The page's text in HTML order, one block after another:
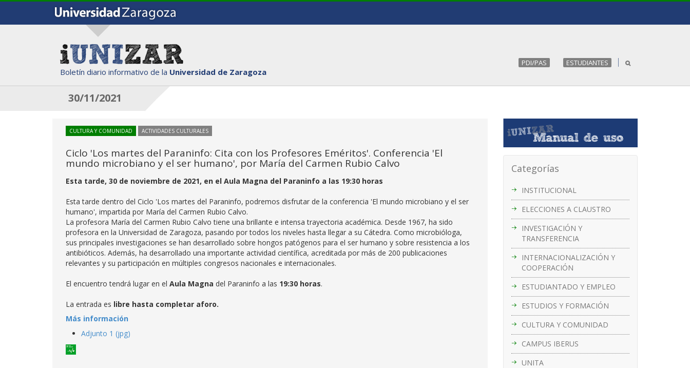
Boletín diario informativo de la Universidad de Zaragoza
PDI/PAS ESTUDIANTES
30/11/2021
Categorías
INSTITUCIONAL
ELECCIONES A CLAUSTRO
INVESTIGACIÓN Y
TRANSFERENCIA
INTERNACIONALIZACIÓN Y
COOPERACIÓN
ESTUDIANTADO Y EMPLEO
ESTUDIOS Y FORMACIÓN
CULTURA Y COMUNIDAD
CAMPUS IBERUS
UNITA
CULTURA Y COMUNIDAD ACTIVIDADES CULTURALES
Ciclo 'Los martes del Paraninfo: Cita con los Profesores Eméritos'. Conferencia 'El
mundo microbiano y el ser humano', por María del Carmen Rubio Calvo
Esta tarde, 30 de noviembre de 2021, en el Aula Magna del Paraninfo a las 19:30 horas
Esta tarde dentro del Ciclo 'Los martes del Paraninfo, podremos disfrutar de la conferencia 'El mundo microbiano y el ser
humano', impartida por María del Carmen Rubio Calvo.
La profesora María del Carmen Rubio Calvo tiene una brillante e intensa trayectoria académica. Desde 1967, ha sido
profesora en la Universidad de Zaragoza, pasando por todos los niveles hasta llegar a su Cátedra. Como microbióloga,
sus principales investigaciones se han desarrollado sobre hongos patógenos para el ser humano y sobre resistencia a los
antibióticos. Además, ha desarrollado una importante actividad científica, acreditada por más de 200 publicaciones
relevantes y su participación en múltiples congresos nacionales e internacionales.
El encuentro tendrá lugar en el Aula Magna del Paraninfo a las 19:30 horas.
La entrada es libre hasta completar aforo.
Más información
Adjunto 1 (jpg)